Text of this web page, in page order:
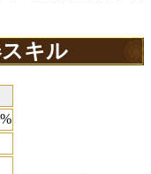
キル